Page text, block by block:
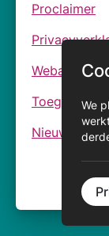
Proclaimer
Webarchief
Nieuwsbrief
We